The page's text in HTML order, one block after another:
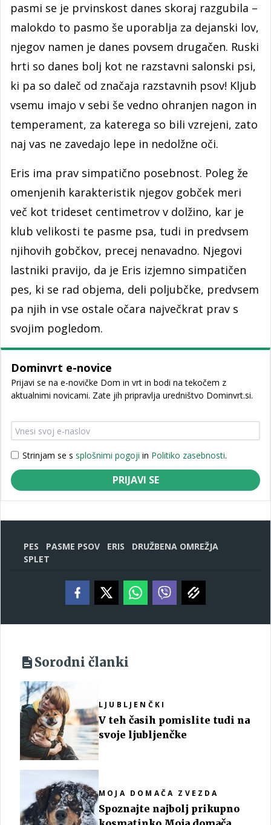
pasmi se je prvinskost danes skoraj razgubila –
malokdo to pasmo še uporablja za dejanski lov,
njegov namen je danes povsem drugačen. Ruski
hrti so danes bolj kot ne razstavni salonski psi,
ki pa so daleč od značaja razstavnih psov! Kljub
vsemu imajo v sebi še vedno ohranjen nagon in
temperament, za katerega so bili vzrejeni, zato
naj vas ne zavedajo lepe in nedolžne oči.
Eris ima prav simpatično posebnost. Poleg že
omenjenih karakteristik njegov gobček meri
več kot trideset centimetrov v dolžino, kar je
klub velikosti te pasme psa, tudi in predvsem
njihovih gobčkov, precej nenavadno. Njegovi
lastniki pravijo, da je Eris izjemno simpatičen
pes, ki se rad objema, deli poljubčke, predvsem
pa njih in vse ostale očara največkrat prav s
svojim pogledom.
Dominvrt e-novice
Prijavi se na e-novičke Dom in vrt in bodi na tekočem z
aktualnimi novicami. Zate jih pripravlja uredništvo Dominvrt.si.
Strinjam se s splošnimi pogoji in Politiko zasebnosti.
PRIJAVI SE
PES PASME PSOV ERIS
DRUŽBENA OMREŽJA
SPLET
Sorodni članki
LJUBLJENČKI
V teh časih pomislite tudi na
svoje ljubljenčke
MOJA DOMAČA ZVEZDA
Spoznajte najbolj prikupno